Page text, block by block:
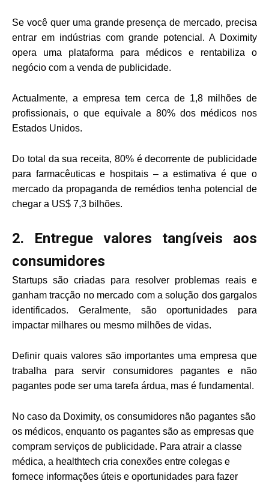
Se você quer uma grande presença de mercado, precisa
entrar em indústrias com grande potencial. A Doximity
opera uma plataforma para médicos e rentabiliza o
negócio com a venda de publicidade.
Actualmente, a empresa tem cerca de 1,8 milhões de
profissionais, o que equivale a 80% dos médicos nos
Estados Unidos.
Do total da sua receita, 80% é decorrente de publicidade
para farmacêuticas e hospitais – a estimativa é que o
mercado da propaganda de remédios tenha potencial de
chegar a US$ 7,3 bilhões.
2. Entregue valores tangíveis aos
consumidores
Startups são criadas para resolver problemas reais e
ganham tracção no mercado com a solução dos gargalos
identificados. Geralmente, são oportunidades para
impactar milhares ou mesmo milhões de vidas.
Definir quais valores são importantes uma empresa que
trabalha para servir consumidores pagantes e não
pagantes pode ser uma tarefa árdua, mas é fundamental.
No caso da Doximity, os consumidores não pagantes são
os médicos, enquanto os pagantes são as empresas que
compram serviços de publicidade. Para atrair a classe
médica, a healthtech cria conexões entre colegas e
fornece informações úteis e oportunidades para fazer